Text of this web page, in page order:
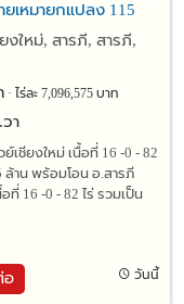
ยเหมายกแปลง 115
เชียงใหม่
งใหม่, สารภี, สารภี,
ไร่ละ 7,096,575 บาท
า
เชียงใหม่ เนื้อที่ 16 -0 - 82
ล้าน พร้อมโอน อ.สารภี
ที่ 16 -0 - 82 ไร่ รวมเป็น
อ วันนี้